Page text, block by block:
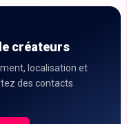
créateurs
localisation et
des contacts